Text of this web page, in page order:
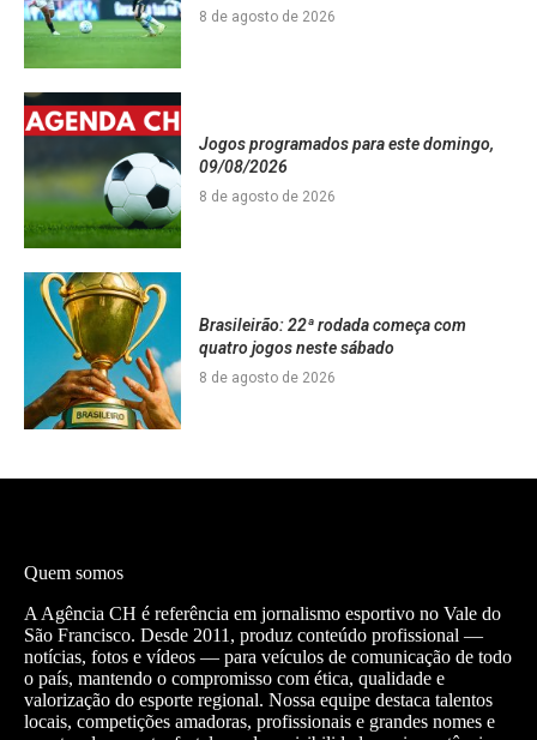
8 de agosto de 2026
Jogos programados para este domingo,
09/08/2026
8 de agosto de 2026
Brasileirão: 22ª rodada começa com
quatro jogos neste sábado
8 de agosto de 2026
Quem somos
A Agência CH é referência em jornalismo esportivo no Vale do
São Francisco. Desde 2011, produz conteúdo profissional —
notícias, fotos e vídeos — para veículos de comunicação de todo
o país, mantendo o compromisso com ética, qualidade e
valorização do esporte regional. Nossa equipe destaca talentos
locais, competições amadoras, profissionais e grandes nomes e